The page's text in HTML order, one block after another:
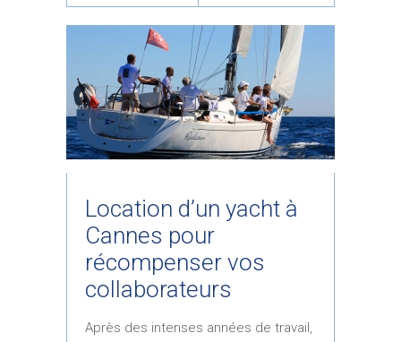
Location d’un yacht à
Cannes pour
récompenser vos
collaborateurs
Après des intenses années de travail,